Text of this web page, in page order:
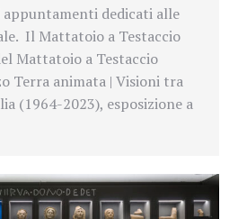
appuntamenti dedicati alle
Il Mattatoio a Testaccio
Mattatoio a Testaccio
Terra animata | Visioni tra
(1964-2023), esposizione a